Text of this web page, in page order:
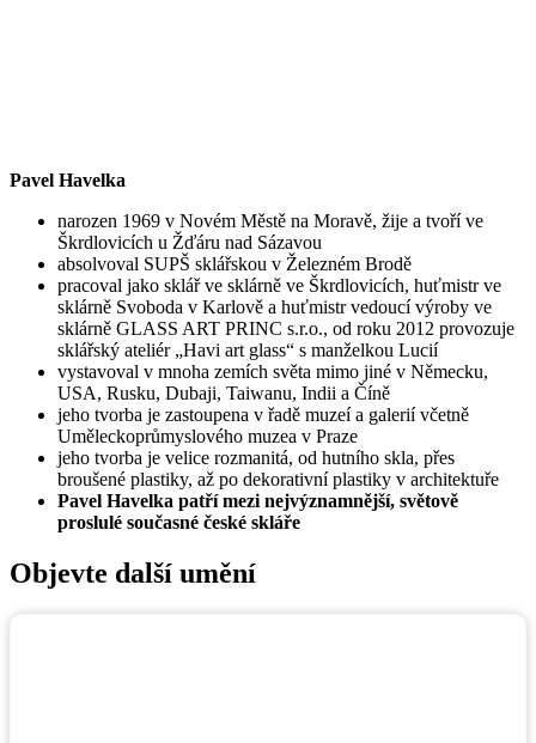
Pavel Havelka
narozen 1969 v Novém Městě na Moravě, žije a tvoří ve
Škrdlovicích u Žďáru nad Sázavou
absolvoval SUPŠ sklářskou v Železném Brodě
pracoval jako sklář ve sklárně ve Škrdlovicích, huťmistr ve
sklárně Svoboda v Karlově a huťmistr vedoucí výroby ve
sklárně GLASS ART PRINC s.r.o., od roku 2012 provozuje
sklářský ateliér „Havi art glass“ s manželkou Lucií
vystavoval v mnoha zemích světa mimo jiné v Německu,
USA, Rusku, Dubaji, Taiwanu, Indii a Číně
jeho tvorba je zastoupena v řadě muzeí a galerií včetně
Uměleckoprůmyslového muzea v Praze
jeho tvorba je velice rozmanitá, od hutního skla, přes
broušené plastiky, až po dekorativní plastiky v architektuře
Pavel Havelka patří mezi nejvýznamnější, světově
proslulé současné české skláře
Objevte další umění